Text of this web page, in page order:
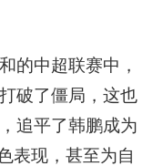
的中超联赛中，
破了僵局，这也
追平了韩鹏成为
表现，甚至为自